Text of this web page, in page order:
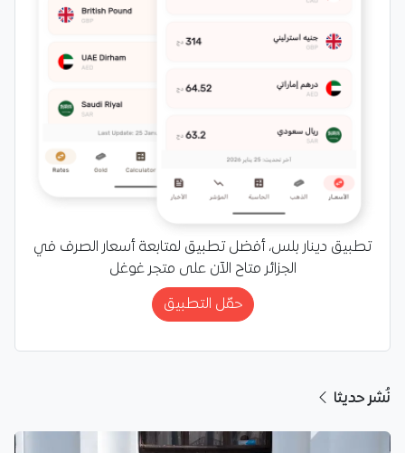
تطبيق دينار بلس، أفضل تطبيق لمتابعة أسعار الصرف في
الجزائر متاح الآن على متجر غوغل
حمّل التطبيق
نُشر حديثا